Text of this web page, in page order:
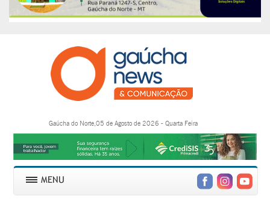
Gaúcha do Norte,05 de Agosto de 2026 - Quarta Feira